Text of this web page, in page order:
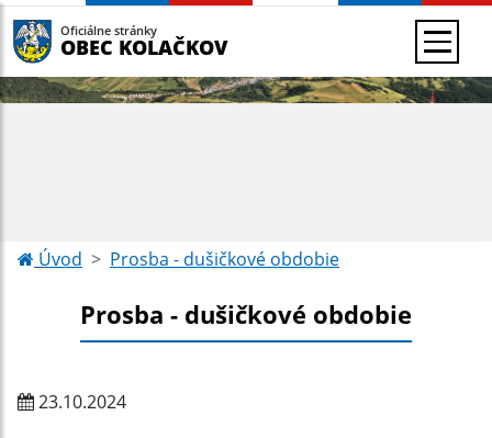
Oficiálne stránky
OBEC KOLAČKOV
Úvod Prosba - dušičkové obdobie
Prosba - dušičkové obdobie
23.10.2024